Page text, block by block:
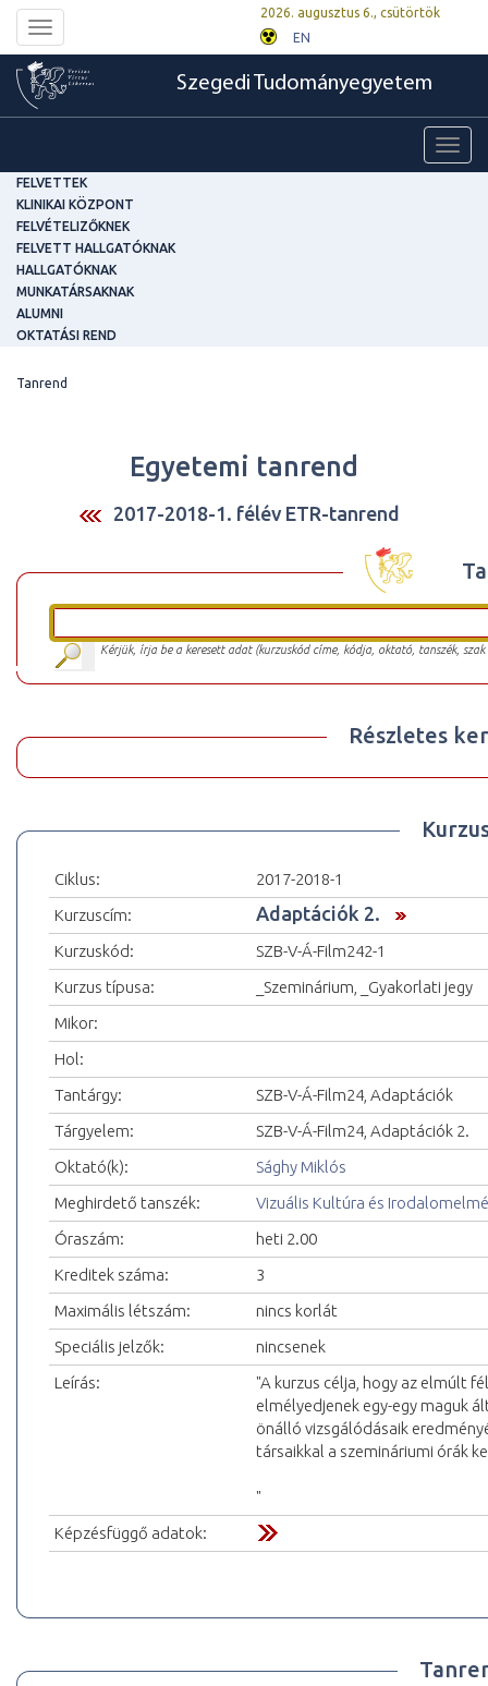
Toggle
navigation
2026. augusztus 6., csütörtök
EN
Szegedi Tudományegyetem
FELVETTEK
KLINIKAI KÖZPONT
FELVÉTELIZŐKNEK
FELVETT HALLGATÓKNAK
HALLGATÓKNAK
MUNKATÁRSAKNAK
ALUMNI
OKTATÁSI REND
Tanrend
Egyetemi tanrend
2017-2018-1. félév ETR-tanrend
Kérjük, írja be a keresett adat (kurzuskód címe, kódja, oktató, tanszék,
Részletes
Ciklus:
2017-2018-1
Kurzuscím:
Adaptációk 2.
Kurzuskód:
SZB-V-Á-Film242-1
Kurzus típusa:
_Szeminárium, _Gyakorlati jegy
Mikor:
Hol:
Tantárgy:
SZB-V-Á-Film24, Adaptációk
Tárgyelem:
SZB-V-Á-Film24, Adaptációk 2.
Oktató(k):
Sághy Miklós
Meghirdető tanszék:
Vizuális Kultúra és
Óraszám:
heti 2.00
Kreditek száma:
3
Maximális létszám:
nincs korlát
Speciális jelzők:
nincsenek
Leírás:
"A kurzus célja, hogy az elmúlt
elmélyedjenek egy-egy maguk
önálló vizsgálódásaik
társaikkal a szemináriumi órák
"
Képzésfüggő adatok: